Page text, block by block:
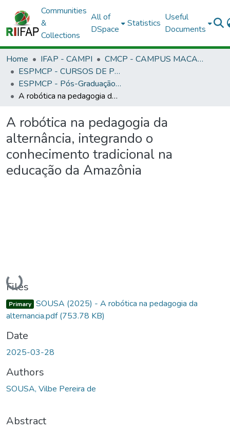
Communities
&
Collections
All of
DSpace
Statistics
Useful
Documents
Home IFAP - CAMPI
CMCP - CAMPUS MACAPÁ
ESPMCP - CURSOS DE PÓS-GRADUAÇÃO LATO SENSU - CAMPUS MACAPÁ
ESPMCP - Pós-Graduação Informática na Educação
A robótica na pedagogia da alternância, integrando o conhecimento tradicional na educação da Amazônia
A robótica na pedagogia da
alternância, integrando o
conhecimento tradicional na
educação da Amazônia
Loading...
Files
Primary SOUSA (2025) - A robótica na pedagogia da
alternancia.pdf(753.78 KB)
Date
2025-03-28
Authors
SOUSA, Vilbe Pereira de
Abstract